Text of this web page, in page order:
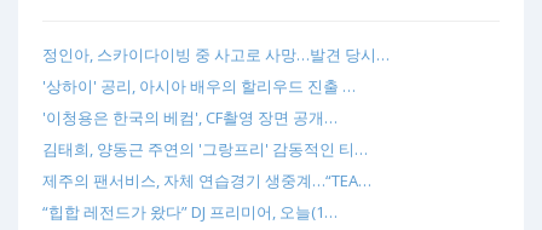
정인아, 스카이다이빙 중 사고로 사망…발견 당시…
'상하이' 공리, 아시아 배우의 할리우드 진출 …
'이청용은 한국의 베컴', CF촬영 장면 공개…
김태희, 양동근 주연의 '그랑프리' 감동적인 티…
제주의 팬서비스, 자체 연습경기 생중계…“TEA…
“힙합 레전드가 왔다” DJ 프리미어, 오늘(1…